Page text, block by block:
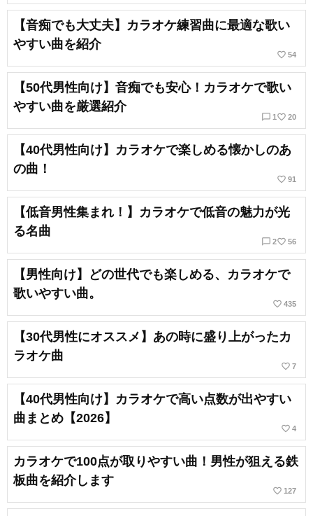
【音痴でも大丈夫】カラオケ練習曲に最適な歌い
やすい曲を紹介
favorite_border 54
【50代男性向け】音痴でも安心！カラオケで歌い
やすい曲を厳選紹介
chat_bubble_outline 1 favorite_border 20
【40代男性向け】カラオケで楽しめる懐かしのあ
の曲！
favorite_border 91
【低音男性集まれ！】カラオケで低音の魅力が光
る名曲
chat_bubble_outline 2favorite_border 56
【男性向け】どの世代でも楽しめる、カラオケで
歌いやすい曲。
favorite_border 435
【30代男性にオススメ】あの時に盛り上がったカ
ラオケ曲
favorite_border 7
【40代男性向け】カラオケで高い点数が出やすい
曲まとめ【2026】
favorite_border 4
カラオケで100点が取りやすい曲！男性が狙える鉄
板曲を紹介します
favorite_border 127